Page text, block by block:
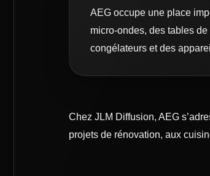
AEG occupe une place
micro-ondes, des tables
congélateurs et des
Chez JLM Diffusion, AEG
projets de rénovation, aux